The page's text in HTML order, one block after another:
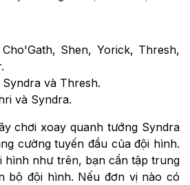
Shen, Yorick, Thresh,
và Thresh.
và Syndra.
chơi xoay quanh tướng Syndra
cường tuyến đầu của đội hình.
hình như trên, bạn cần tập trung
bộ đội hình. Nếu đơn vị nào có